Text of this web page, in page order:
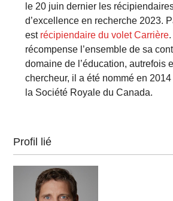
le 20 juin dernier les
d’excellence en recherche 2023.
est récipiendaire du volet Carrière
récompense l’ensemble de sa
domaine de l’éducation, autrefois
chercheur, il a été nommé en
la Société Royale du Canada.
Profil lié